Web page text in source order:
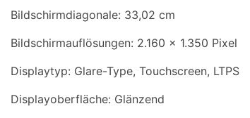
Bildschirmdiagonale: 33,02 cm
Bildschirmauflösungen: 2.160 x 1.350 Pixel
Displaytyp: Glare-Type, Touchscreen, LTPS
Displayoberfläche: Glänzend